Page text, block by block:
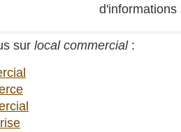
sur local commercial: